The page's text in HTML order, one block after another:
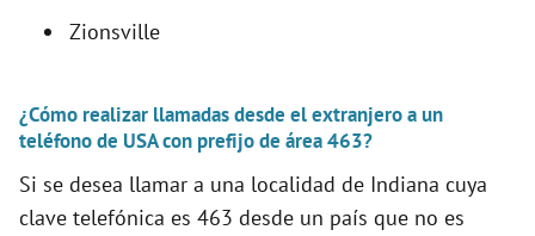
Zionsville
¿Cómo realizar llamadas desde el extranjero a un
teléfono de USA con prefijo de área 463?
Si se desea llamar a una localidad de Indiana cuya
clave telefónica es 463 desde un país que no es